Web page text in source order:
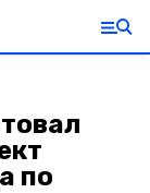
по